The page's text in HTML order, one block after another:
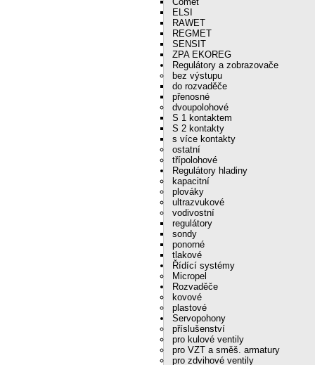
ELSI
RAWET
REGMET
SENSIT
ZPA EKOREG
Regulátory a zobrazovače
bez výstupu
do rozvaděče
přenosné
dvoupolohové
S 1 kontaktem
S 2 kontakty
s více kontakty
ostatní
třípolohové
Regulátory hladiny
kapacitní
plováky
ultrazvukové
vodivostní
regulátory
sondy
ponorné
tlakové
Řídící systémy
Micropel
Rozvaděče
kovové
plastové
Servopohony
příslušenství
pro kulové ventily
pro VZT a směš. armatury
pro zdvihové ventily